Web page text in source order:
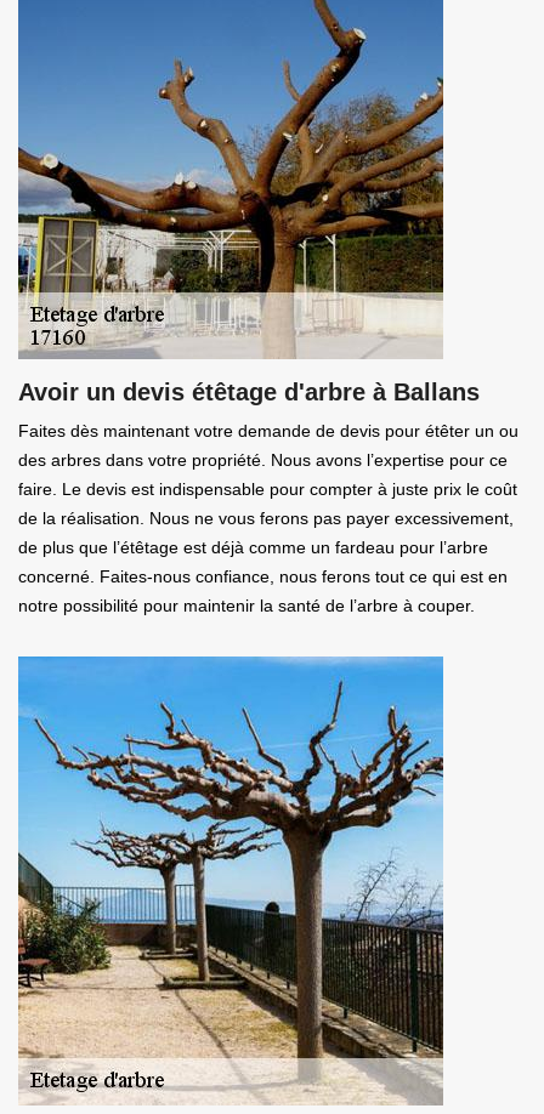
Avoir un devis étêtage d'arbre à Ballans
Faites dès maintenant votre demande de devis pour étêter un ou
des arbres dans votre propriété. Nous avons l’expertise pour ce
faire. Le devis est indispensable pour compter à juste prix le coût
de la réalisation. Nous ne vous ferons pas payer excessivement,
de plus que l’étêtage est déjà comme un fardeau pour l’arbre
concerné. Faites-nous confiance, nous ferons tout ce qui est en
notre possibilité pour maintenir la santé de l’arbre à couper.